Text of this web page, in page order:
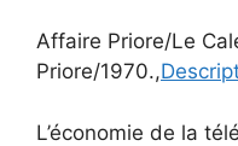
Affaire Priore/Le
Priore/1970.,
L’économie de la